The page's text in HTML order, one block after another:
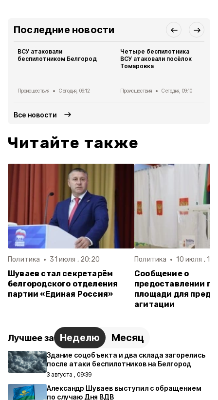
Последние новости
ВСУ атаковали
беспилотником Белгород
Происшествия Сегодня, 09:12
Четыре беспилотника
ВСУ атаковали посёлок
Томаровка
Происшествия Сегодня, 09:10
Все новости
Читайте также
Политика 31 июля , 20:20
Шуваев стал секретарём
белгородского отделения
партии «Единая Россия»
Политика 10 июля ,
Сообщение о
предоставлении
площади для
агитации
Лучшее за Неделю Месяц
Здание соцобъекта и два склада загорелись
после атаки беспилотников на Белгород
3 августа , 09:39
Александр Шуваев выступил с обращением
по случаю Дня ВДВ